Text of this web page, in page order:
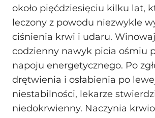
około pięćdziesięciu kilku lat,
leczony z powodu niezwykle
ciśnienia krwi i udaru.
codzienny nawyk picia ośmiu
napoju energetycznego. Po
drętwienia i osłabienia po
niestabilności, lekarze
niedokrwienny. Naczynia